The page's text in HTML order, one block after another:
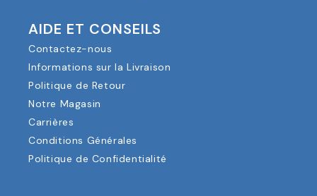
AIDE ET CONSEILS
Contactez-nous
Informations sur la Livraison
Politique de Retour
Notre Magasin
Carrières
Conditions Générales
Politique de Confidentialité